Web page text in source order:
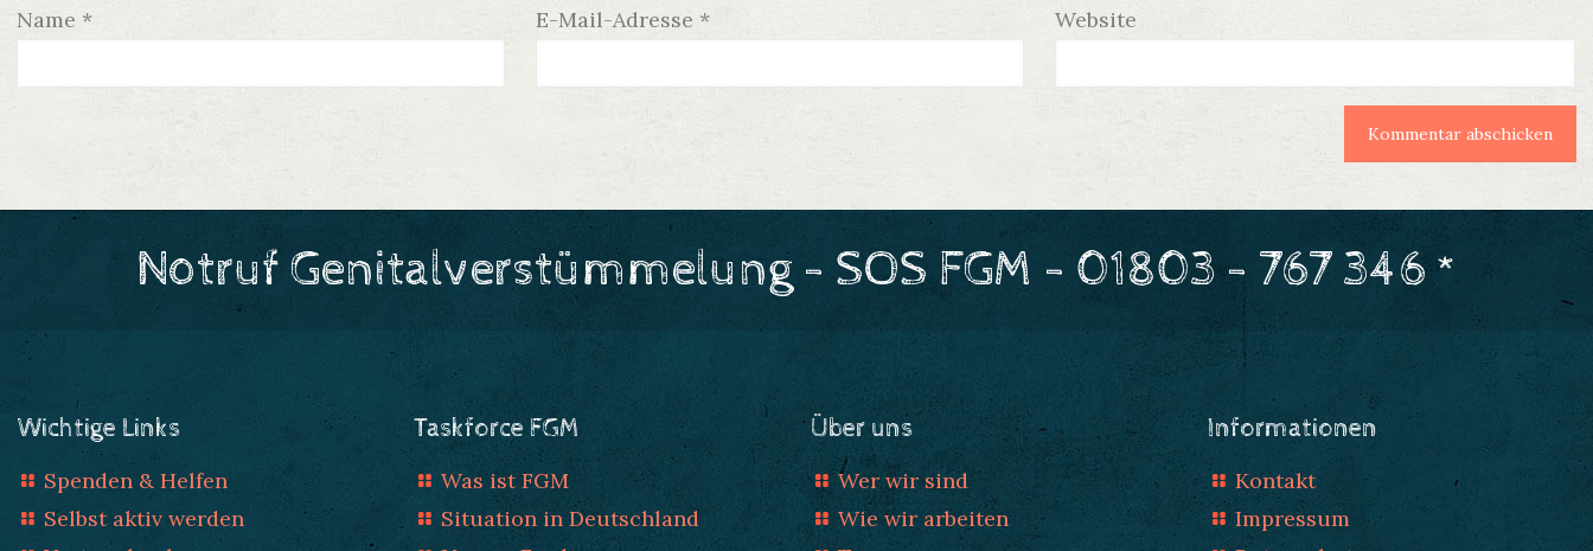
Name * E-Mail-Adresse * Website
Notruf Genitalverstümmelung - SOS FGM - 01803 - 767 346 *
Wichtige Links
Spenden & Helfen
Selbst aktiv werden
Taskforce FGM
Was ist FGM
Situation in Deutschland
Über uns
Wer wir sind
Wie wir arbeiten
Informationen
Kontakt
Impressum